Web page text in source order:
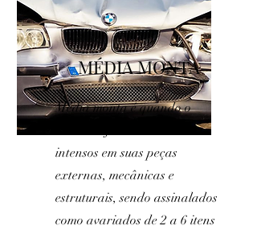
MÉDIA MONTA
Média monta é quando o
intensos em suas peças
externas, mecânicas e
estruturais, sendo assinalados
como avariados de 2 a 6 itens